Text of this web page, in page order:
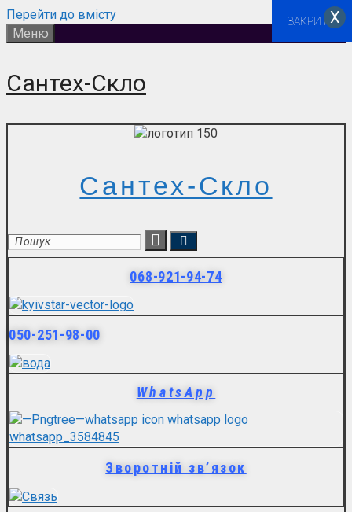
Перейти до вмісту
Меню
Сантех-Скло
Сантех-Скло
068-921-94-74
050-251-98-00
WhatsApp
Зворотній зв’язок
ЗАКРИТИХ